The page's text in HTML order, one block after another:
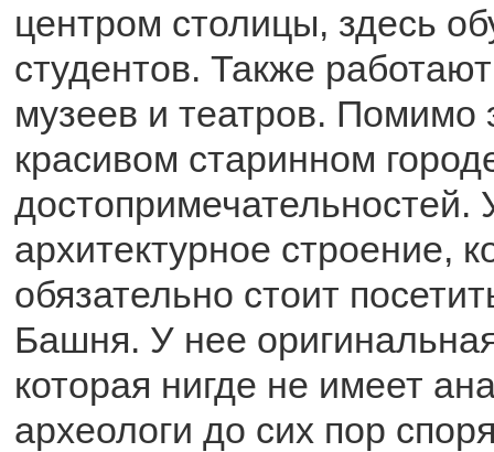
центром столицы, здесь
студентов. Также
музеев и театров. Помимо
красивом старинном
достопримечательностей.
архитектурное строение,
обязательно стоит
Башня. У нее
которая нигде не имеет
археологи до сих пор